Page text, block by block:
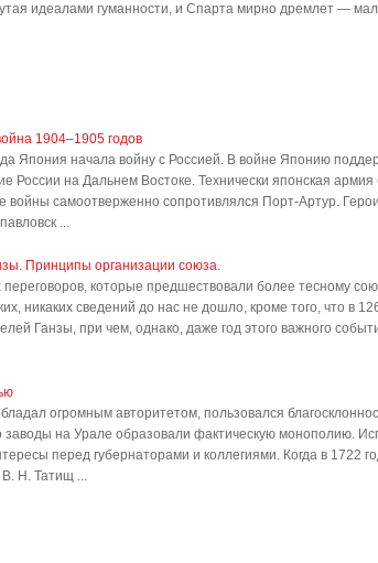
идеалами гуманности, и Спарта мирно дремлет —
1904–1905 годов
Япония начала войну с Россией. В войне Японию
России на Дальнем Востоке. Технически японская
войны самоотверженно сопротивлялся Порт-Артур.
...
Принципы организации союза.
которые предшествовали более тесному
никаких сведений до нас не дошло, кроме того, что в
Ганзы, при чем, однако, даже год этого важного
огромным авторитетом, пользовался
заводы на Урале образовали фактическую монополию.
перед губернаторами и коллегиями. Когда в 1722
Н. Татищ ...